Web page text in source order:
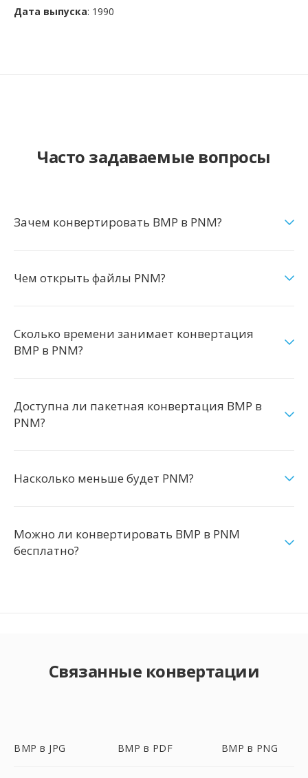
Дата выпуска: 1990
Часто задаваемые вопросы
Зачем конвертировать BMP в PNM?
Чем открыть файлы PNM?
Сколько времени занимает конвертация
BMP в PNM?
Доступна ли пакетная конвертация BMP в
PNM?
Насколько меньше будет PNM?
Можно ли конвертировать BMP в PNM
бесплатно?
Связанные конвертации
BMP в JPG BMP в PDF BMP в PNG